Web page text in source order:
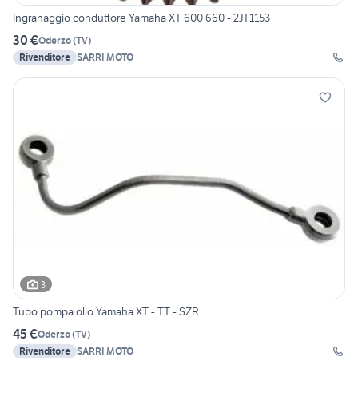
Ingranaggio conduttore Yamaha XT 600 660 - 2JT1153
30 €Oderzo(TV)
Rivenditore SARRI MOTO
3
Tubo pompa olio Yamaha XT - TT - SZR
45 €Oderzo(TV)
Rivenditore SARRI MOTO